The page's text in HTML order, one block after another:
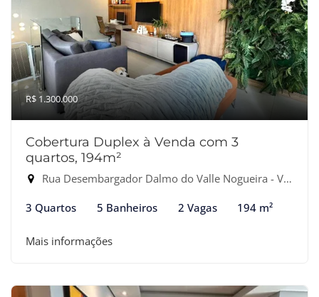
R$ 1.300.000
Cobertura Duplex à Venda com 3
quartos, 194m²
Rua Desembargador Dalmo do Valle Nogueira - Vila Andrade, São Paulo-SP
3 Quartos 5 Banheiros 2 Vagas 194 m²
Mais informações